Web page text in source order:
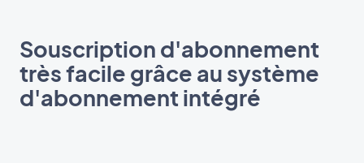
Souscription d'abonnement
très facile grâce au système
d'abonnement intégré